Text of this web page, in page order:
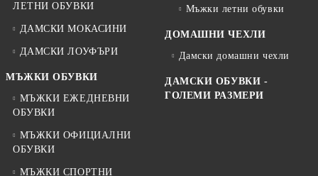
ЛЕТНИ ОБУВКИ
ДАМСКИ МОКАСИНИ
ДАМСКИ ЛОУФЪРИ
МЪЖКИ ОБУВКИ
МЪЖКИ ЕЖЕДНЕВНИ
ОБУВКИ
МЪЖКИ ОФИЦИАЛНИ
ОБУВКИ
МЪЖКИ СПОРТНИ
Мъжки летни обувки
ДОМАШНИ ЧЕХЛИ
Дамски домашни чехли
ДАМСКИ ОБУВКИ -
ГОЛЕМИ РАЗМЕРИ